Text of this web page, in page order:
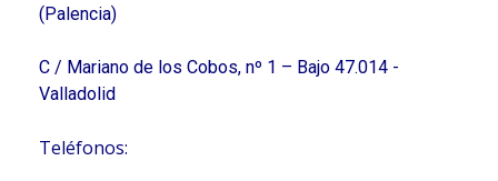
(Palencia)
C / Mariano de los Cobos, nº 1 – Bajo 47.014 -
Valladolid
Teléfonos: